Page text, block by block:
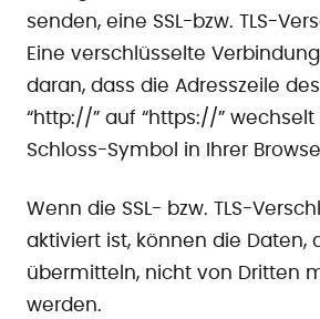
senden, eine SSL-bzw. TLS-
Eine verschlüsselte
daran, dass die Adresszeile
“http://” auf “https://”
Schloss-Symbol in Ihrer
Wenn die SSL- bzw. TLS-
aktiviert ist, können die Daten,
übermitteln, nicht von Dritten
werden.